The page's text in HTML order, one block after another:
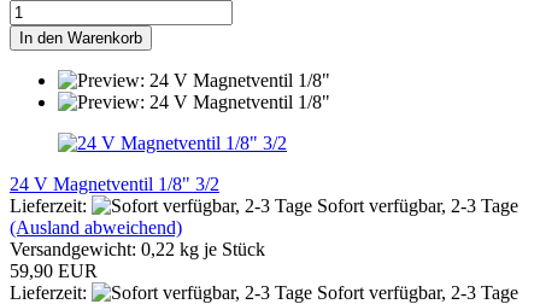
In den Warenkorb
24 V Magnetventil 1/8" 3/2
Lieferzeit:
Sofort verfügbar, 2-3 Tage
(Ausland abweichend)
Versandgewicht: 0,22 kg je Stück
59,90 EUR
Lieferzeit:
Sofort verfügbar, 2-3 Tage